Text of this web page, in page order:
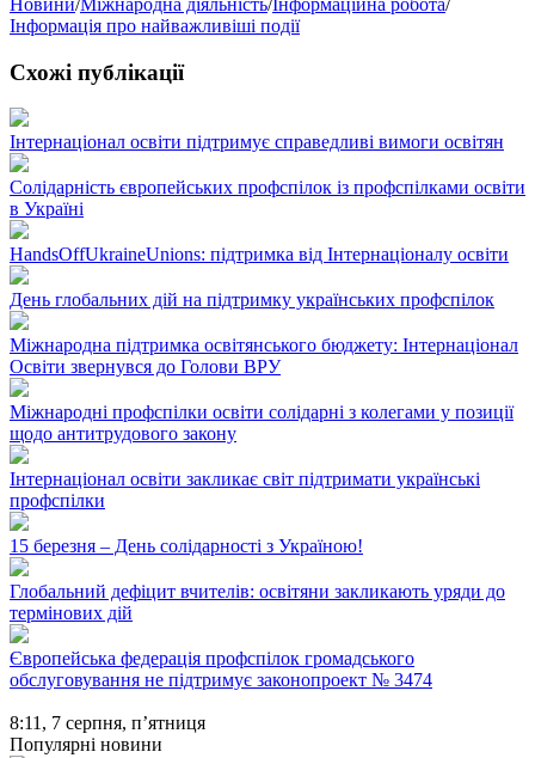
Інформація про найважливіші події
Схожі публікації
Інтернаціонал освіти підтримує справедливі вимоги освітян
Солідарність європейських профспілок із профспілками освіти
в Україні
HandsOffUkraineUnions: підтримка від Інтернаціоналу освіти
День глобальних дій на підтримку українських профспілок
Міжнародна підтримка освітянського бюджету: Інтернаціонал
Освіти звернувся до Голови ВРУ
Міжнародні профспілки освіти солідарні з колегами у позиції
щодо антитрудового закону
Інтернаціонал освіти закликає світ підтримати українські
профспілки
15 березня – День солідарності з Україною!
Глобальний дефіцит вчителів: освітяни закликають уряди до
термінових дій
Європейська федерація профспілок громадського
обслуговування не підтримує законопроект № 3474
8:11, 7 серпня, п’ятниця
Популярні новини